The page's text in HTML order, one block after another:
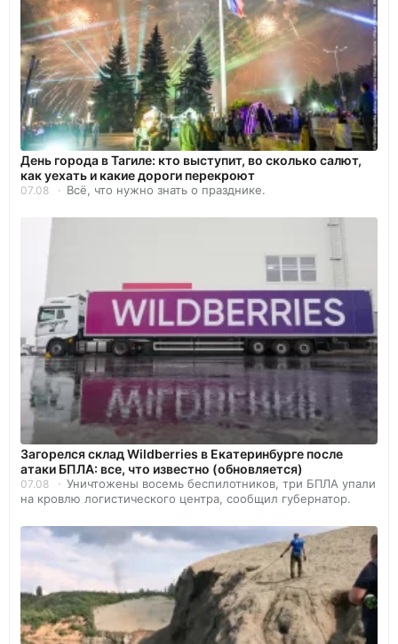
День города в Тагиле: кто выступит, во сколько салют,
как уехать и какие дороги перекроют
07.08 Всё, что нужно знать о празднике.
Загорелся склад Wildberries в Екатеринбурге после
атаки БПЛА: все, что известно (обновляется)
07.08
Уничтожены восемь беспилотников, три БПЛА упали
на кровлю логистического центра, сообщил губернатор.